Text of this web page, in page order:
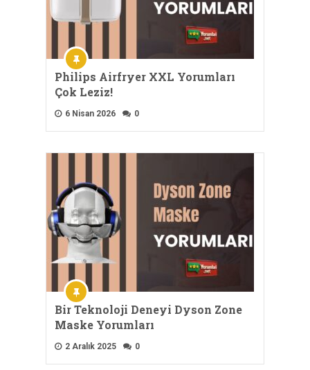
Philips Airfryer XXL Yorumları
Çok Leziz!
6 Nisan 2026 0
Bir Teknoloji Deneyi Dyson Zone
Maske Yorumları
2 Aralık 2025 0